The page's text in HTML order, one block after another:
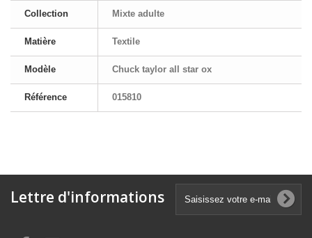
Collection Mixte adulte
Matière Textile
Modèle Chuck taylor all star ox
Référence 015810
Lettre d'informations